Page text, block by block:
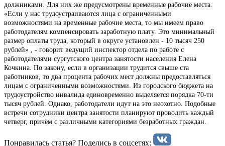
должниками. Для них же предусмотрены временные рабочие места.
«Если у нас трудоустраиваются лица с ограниченными
возможностями на временные рабочие места, то мы имеем право
работодателям компенсировать заработную плату. Это минимальный
размер оплаты труда, который в округе установлен - 10 тысяч 250
рублей» , - говорит ведущий инспектор отдела по работе с
работодателями сургутского центра занятости населения Елена
Кочкина. По закону, если в организации трудится свыше ста
работников, то два процента рабочих мест должны предоставляться
лицам с ограниченными возможностями. Из городского бюджета на
трудоустройство инвалида единовременно выделяется порядка 70-ти
тысяч рублей. Однако, работодатели идут на это неохотно. Подобные
встречи сотрудники центра занятости планируют проводить каждый
четверг, причём с различными категориями безработных граждан.
Понравилась статья? Поделиcь в соцсетях: